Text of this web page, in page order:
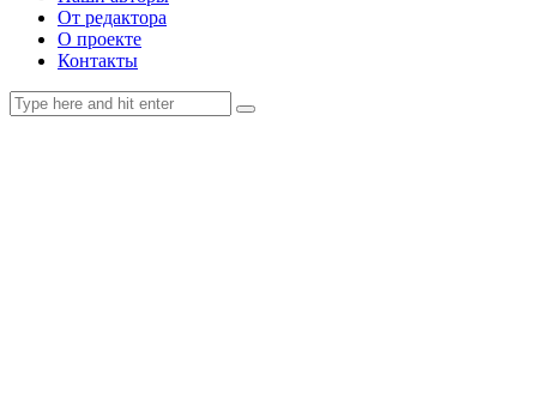
От редактора
О проекте
Контакты